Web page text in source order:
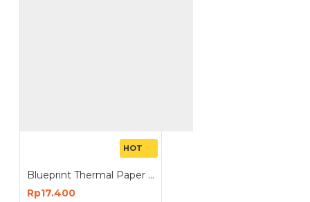
HOT
Blueprint Thermal Paper Roll 80x80mm
Rp17.400